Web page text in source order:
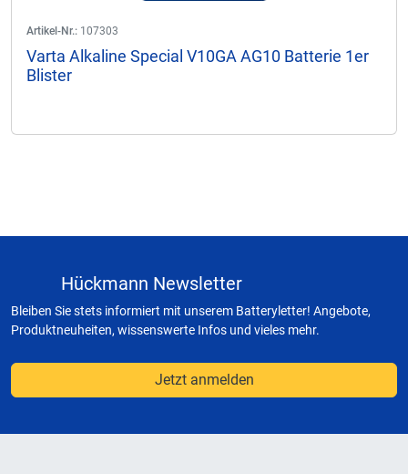
Artikel-Nr.: 107303
Varta Alkaline Special V10GA AG10 Batterie 1er
Blister
Hückmann Newsletter
Bleiben Sie stets informiert mit unserem Batteryletter! Angebote,
Produktneuheiten, wissenswerte Infos und vieles mehr.
Jetzt anmelden